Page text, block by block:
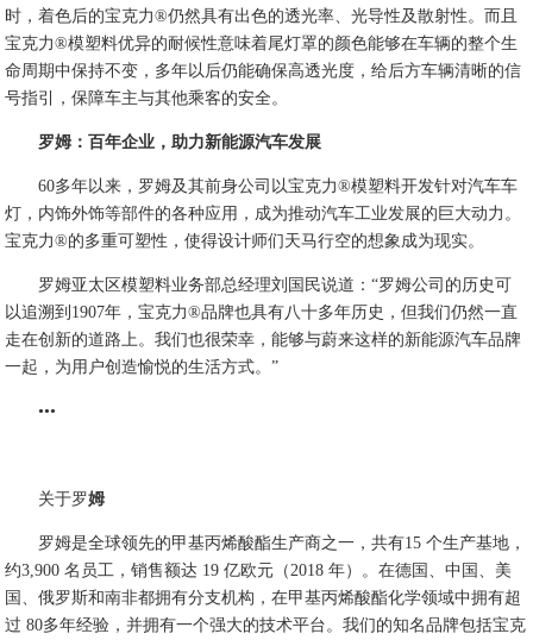
时，着色后的宝克力®仍然具有出色的透光率、光导性及散射性。而且
宝克力®模塑料优异的耐候性意味着尾灯罩的颜色能够在车辆的整个生
命周期中保持不变，多年以后仍能确保高透光度，给后方车辆清晰的信
号指引，保障车主与其他乘客的安全。
罗姆：百年企业，助力新能源汽车发展
60多年以来，罗姆及其前身公司以宝克力®模塑料开发针对汽车车
灯，内饰外饰等部件的各种应用，成为推动汽车工业发展的巨大动力。
宝克力®的多重可塑性，使得设计师们天马行空的想象成为现实。
罗姆亚太区模塑料业务部总经理刘国民说道：“罗姆公司的历史可
以追溯到1907年，宝克力®品牌也具有八十多年历史，但我们仍然一直
走在创新的道路上。我们也很荣幸，能够与蔚来这样的新能源汽车品牌
一起，为用户创造愉悦的生活方式。”
•••
关于罗姆
罗姆是全球领先的甲基丙烯酸酯生产商之一，共有15 个生产基地，
约3,900 名员工，销售额达 19 亿欧元（2018 年）。在德国、中国、美
国、俄罗斯和南非都拥有分支机构，在甲基丙烯酸酯化学领域中拥有超
过 80多年经验，并拥有一个强大的技术平台。我们的知名品牌包括宝克